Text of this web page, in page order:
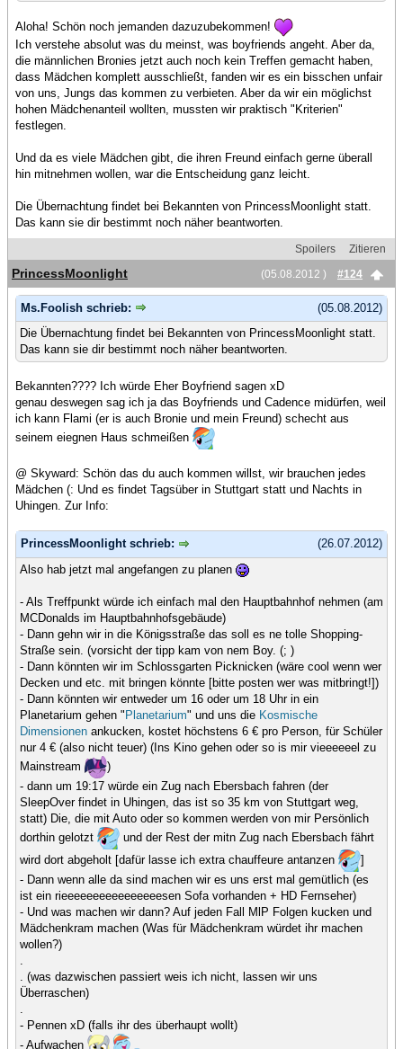
Aloha! Schön noch jemanden dazuzubekommen!
Ich verstehe absolut was du meinst, was boyfriends angeht. Aber da,
die männlichen Bronies jetzt auch noch kein Treffen gemacht haben,
dass Mädchen komplett ausschließt, fanden wir es ein bisschen unfair
von uns, Jungs das kommen zu verbieten. Aber da wir ein möglichst
hohen Mädchenanteil wollten, mussten wir praktisch "Kriterien"
festlegen.
Und da es viele Mädchen gibt, die ihren Freund einfach gerne überall
hin mitnehmen wollen, war die Entscheidung ganz leicht.
Die Übernachtung findet bei Bekannten von PrincessMoonlight statt.
Das kann sie dir bestimmt noch näher beantworten.
Spoilers
Zitieren
(05.08.2012 )
#124
PrincessMoonlight
(05.08.2012)
Ms.Foolish schrieb:
Die Übernachtung findet bei Bekannten von PrincessMoonlight statt.
Das kann sie dir bestimmt noch näher beantworten.
Bekannten???? Ich würde Eher Boyfriend sagen xD
genau deswegen sag ich ja das Boyfriends und Cadence midürfen, weil
ich kann Flami (er is auch Bronie und mein Freund) schecht aus
seinem eiegnen Haus schmeißen
@ Skyward: Schön das du auch kommen willst, wir brauchen jedes
Mädchen (: Und es findet Tagsüber in Stuttgart statt und Nachts in
Uhingen. Zur Info:
(26.07.2012)
PrincessMoonlight schrieb:
Also hab jetzt mal angefangen zu planen
- Als Treffpunkt würde ich einfach mal den Hauptbahnhof nehmen (am
MCDonalds im Hauptbahnhofsgebäude)
- Dann gehn wir in die Königsstraße das soll es ne tolle Shopping-
Straße sein. (vorsicht der tipp kam von nem Boy. (; )
- Dann könnten wir im Schlossgarten Picknicken (wäre cool wenn wer
Decken und etc. mit bringen könnte [bitte posten wer was mitbringt!])
- Dann könnten wir entweder um 16 oder um 18 Uhr in ein
Planetarium gehen " Planetarium" und uns die Kosmische
Dimensionen ankucken, kostet höchstens 6 € pro Person, für Schüler
nur 4 € (also nicht teuer) (Ins Kino gehen oder so is mir vieeeeeel zu
Mainstream
)
- dann um 19:17 würde ein Zug nach Ebersbach fahren (der
SleepOver findet in Uhingen, das ist so 35 km von Stuttgart weg,
statt) Die, die mit Auto oder so kommen werden von mir Persönlich
dorthin gelotzt
und der Rest der mitn Zug nach Ebersbach fährt
wird dort abgeholt [dafür lasse ich extra chauffeure antanzen
]
- Dann wenn alle da sind machen wir es uns erst mal gemütlich (es
ist ein rieeeeeeeeeeeeeeeesen Sofa vorhanden + HD Fernseher)
- Und was machen wir dann? Auf jeden Fall MlP Folgen kucken und
Mädchenkram machen (Was für Mädchenkram würdet ihr machen
wollen?)
. (was dazwischen passiert weis ich nicht, lassen wir uns
Überraschen)
- Pennen xD (falls ihr des überhaupt wollt)
- Aufwachen